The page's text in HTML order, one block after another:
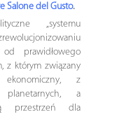
Salone del Gusto.
„systemu
prawidłowego
z którym związany
z
planetarnych, a
przestrzeń dla